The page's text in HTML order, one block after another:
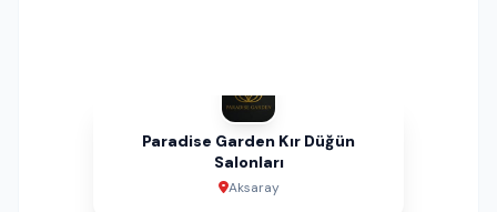
Paradise Garden Kır Düğün
Salonları
Aksaray
Aksaray
Aksaray
Aksaray
Aksaray
Aksaray
Garsaura Düğün ve Davet Salonu
İstanbul
Aksaray
Aksaray
Aksaray
Aksaray
Aksaray
Aksaray